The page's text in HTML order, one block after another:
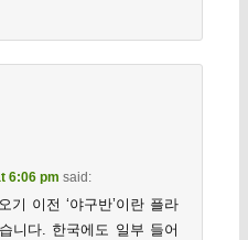
6:06 pm said:
기 이전 ‘야구반’이란 플라
니다. 한국에도 일부 들어